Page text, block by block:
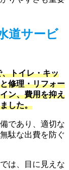
道サービ
トイレ・キッ
修理・リフォー
ン、費用を抑え
した。
であり、適切な
駄な出費を防ぐ
は、目に見えな